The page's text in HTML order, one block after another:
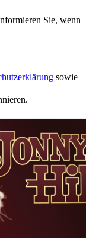
Sie, wenn
sowie